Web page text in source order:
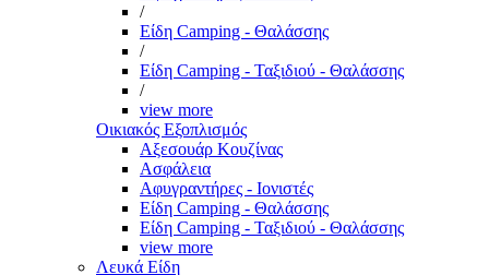
/
Είδη Camping - Θαλάσσης
/
Είδη Camping - Ταξιδιού - Θαλάσσης
/
view more
Οικιακός Εξοπλισμός
Αξεσουάρ Κουζίνας
Ασφάλεια
Αφυγραντήρες - Ιονιστές
Είδη Camping - Θαλάσσης
Είδη Camping - Ταξιδιού - Θαλάσσης
view more
Λευκά Είδη